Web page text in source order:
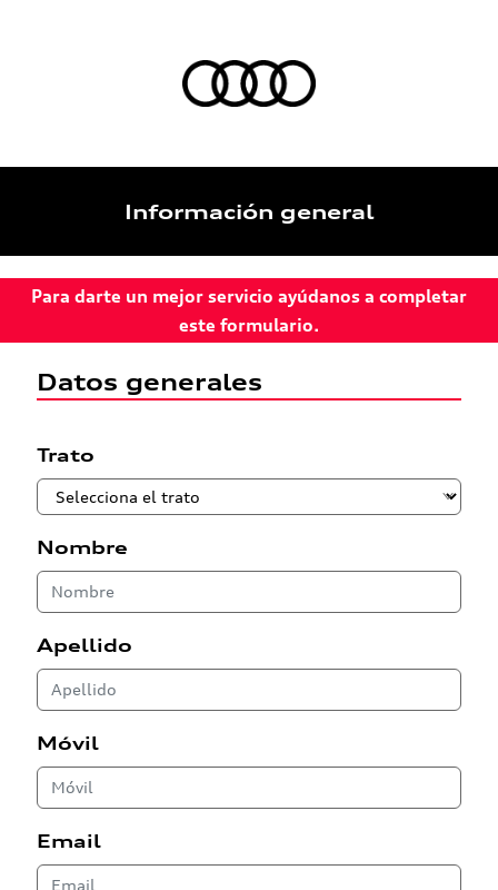
Información general
Para darte un mejor servicio ayúdanos a completar
este formulario.
Datos generales
Trato
Nombre
Apellido
Móvil
Email